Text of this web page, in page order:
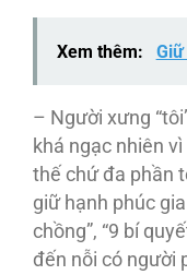
Xem thêm:
– Người xưng
khá ngạc nhiên
thế chứ đa phần
giữ hạnh phúc
chồng”, “9 bí
đến nỗi có người